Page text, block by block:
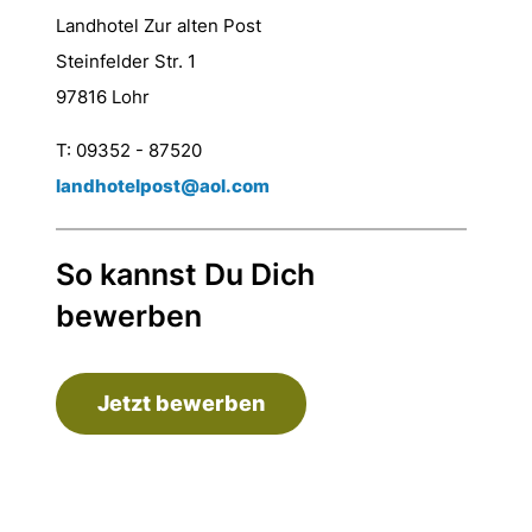
Landhotel Zur alten Post
Steinfelder Str. 1
97816 Lohr
T: 09352 - 87520
landhotelpost@aol.com
So kannst Du Dich
bewerben
Jetzt bewerben